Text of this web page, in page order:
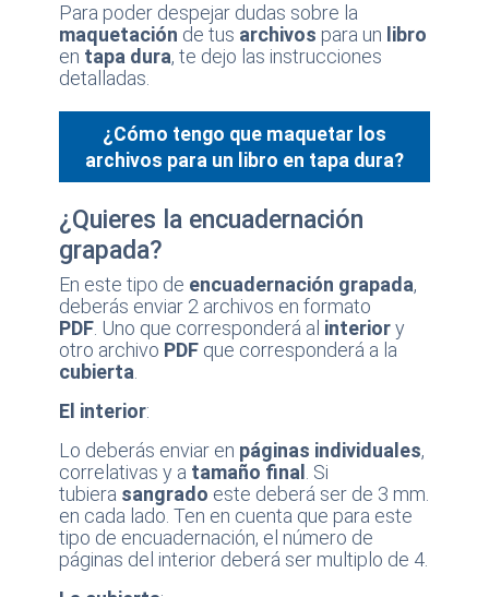
Para poder despejar dudas sobre la
maquetación de tus archivos para un libro
en tapa dura, te dejo las instrucciones
detalladas.
¿Cómo tengo que maquetar los
archivos para un libro en tapa dura?
¿Quieres la encuadernación
grapada?
En este tipo de encuadernación grapada,
deberás enviar 2 archivos en formato
PDF. Uno que corresponderá al interiory
otro archivo PDFque corresponderá a la
cubierta.
El interior:
Lo deberás enviar en páginas individuales,
correlativas y a tamaño final . Si
tubiera sangrado este deberá ser de 3 mm.
en cada lado. Ten en cuenta que para este
tipo de encuadernación, el número de
páginas del interior deberá ser multiplo de 4.